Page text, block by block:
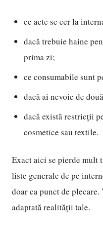
ce acte se cer la
dacă trebuie haine
prima zi;
ce consumabile sunt
dacă ai nevoie de
dacă există restricții
cosmetice sau textile.
Exact aici se pierde mult
liste generale de pe
doar ca punct de plecare.
adaptată realității tale.